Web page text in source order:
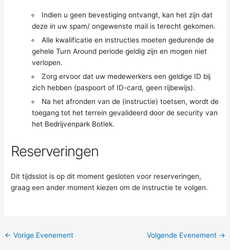
Indien u geen bevestiging ontvangt, kan het zijn dat
deze in uw spam/ ongewenste mail is terecht gekomen.
Alle kwalificatie en instructies moeten gedurende de
gehele Turn Around periode geldig zijn en mogen niet
verlopen.
Zorg ervoor dat uw medewerkers een geldige ID bij
zich hebben (paspoort of ID-card, geen rijbewijs).
Na het afronden van de (instructie) toetsen, wordt de
toegang tot het terrein gevalideerd door de security van
het Bedrijvenpark Botlek.
Reserveringen
Dit tijdsslot is op dit moment gesloten voor reserveringen,
graag een ander moment kiezen om de instructie te volgen.
← Vorige Evenement Volgende Evenement →